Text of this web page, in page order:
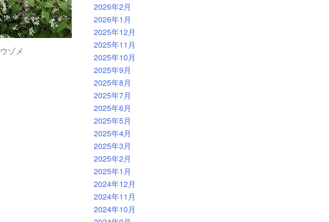
ゾメ
2026年2月
2026年1月
2025年12月
2025年11月
2025年10月
2025年9月
2025年8月
2025年7月
2025年6月
2025年5月
2025年4月
2025年3月
2025年2月
2025年1月
2024年12月
2024年11月
2024年10月